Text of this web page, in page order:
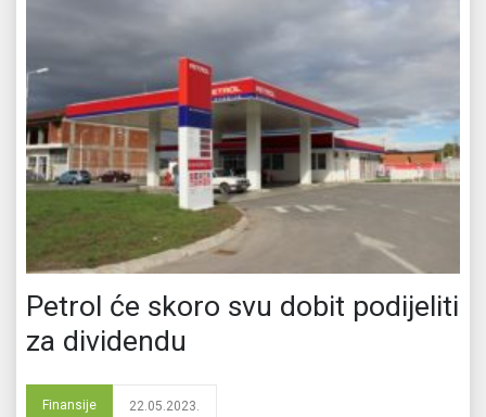
Petrol će skoro svu dobit podijeliti
za dividendu
Finansije 22.05.2023.